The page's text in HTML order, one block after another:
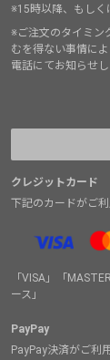
※15時以降、もしく
※ご注文のタイミン
むを得ない事情に
電話にてお知らせし
クレジットカード
下記のカードがご利
「VISA」「
ース」
PayPay
PayPay決済がご利